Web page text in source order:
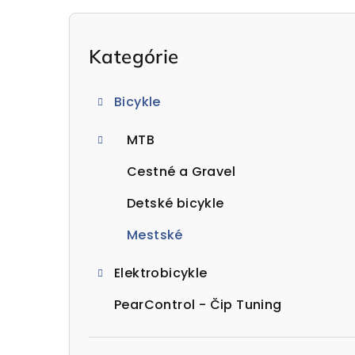
B
Preskočiť
kategórie
Kategórie
Bicykle
MTB
Cestné a Gravel
Detské bicykle
Mestské
Elektrobicykle
PearControl - Čip Tuning